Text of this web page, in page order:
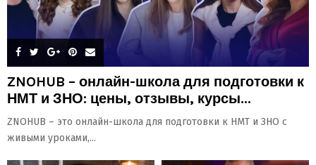
ZNOHUB – онлайн-школа для подготовки к
НМТ и ЗНО: цены, отзывы, курсы...
ZNOHUB – это онлайн-школа для подготовки к НМТ и ЗНО с
живыми уроками,...